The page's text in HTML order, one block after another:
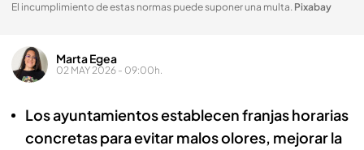
El incumplimiento de estas normas puede suponer una multa. Pixabay
Marta Egea
02 MAY 2026 - 09:00h.
Los ayuntamientos establecen franjas horarias
concretas para evitar malos olores, mejorar la